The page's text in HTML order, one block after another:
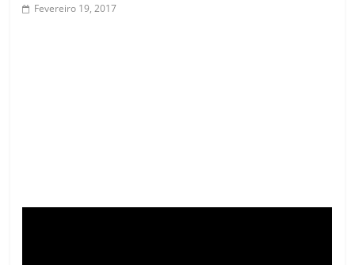
Fevereiro 19, 2017